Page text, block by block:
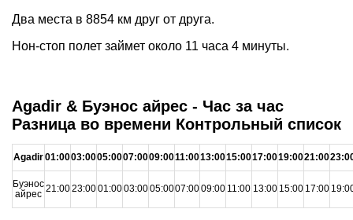
Два места в 8854 км друг от друга.
Нон-стоп полет займет около 11 часа 4 минуты.
Agadir & Буэнос айрес - Час за час
Разница во времени Контрольный список
Agadir01:0003:0005:0007:0009:0011:0013:0015:0017:0019:0021:00
Буэнос
айрес 21:0023:0001:0003:0005:0007:0009:00 11:00 13:00 15:00 17:00